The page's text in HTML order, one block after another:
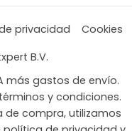
privacidad
Cookies
B.V.
más gastos de envío.
y condiciones.
de compra, utilizamos